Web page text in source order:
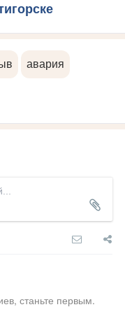
авария
станьте первым.